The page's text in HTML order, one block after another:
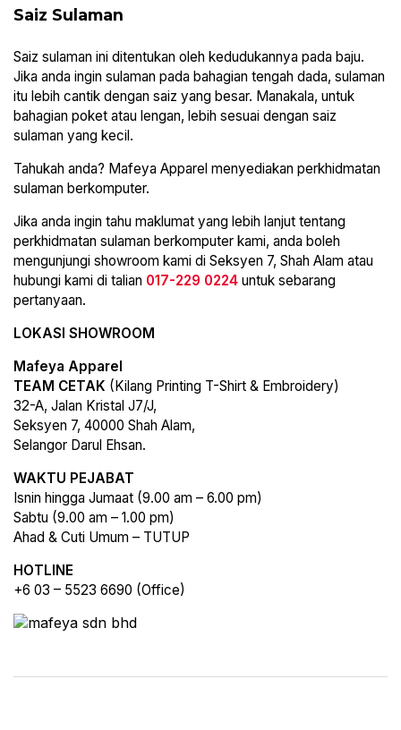
Saiz Sulaman
Saiz sulaman ini ditentukan oleh kedudukannya pada baju.
Jika anda ingin sulaman pada bahagian tengah dada, sulaman
itu lebih cantik dengan saiz yang besar. Manakala, untuk
bahagian poket atau lengan, lebih sesuai dengan saiz
sulaman yang kecil.
Tahukah anda? Mafeya Apparel menyediakan perkhidmatan
sulaman berkomputer.
Jika anda ingin tahu maklumat yang lebih lanjut tentang
perkhidmatan sulaman berkomputer kami, anda boleh
mengunjungi showroom kami di Seksyen 7, Shah Alam atau
hubungi kami di talian 017-229 0224 untuk sebarang
pertanyaan.
LOKASI SHOWROOM
Mafeya Apparel
TEAM CETAK (Kilang Printing T-Shirt & Embroidery)
32-A, Jalan Kristal J7/J,
Seksyen 7, 40000 Shah Alam,
Selangor Darul Ehsan.
WAKTU PEJABAT
Isnin hingga Jumaat (9.00 am – 6.00 pm)
Sabtu (9.00 am – 1.00 pm)
Ahad & Cuti Umum – TUTUP
HOTLINE
+6 03 – 5523 6690 (Office)